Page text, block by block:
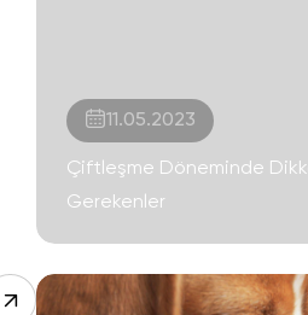
11.05.2023
Çiftleşme Döneminde
Gerekenler